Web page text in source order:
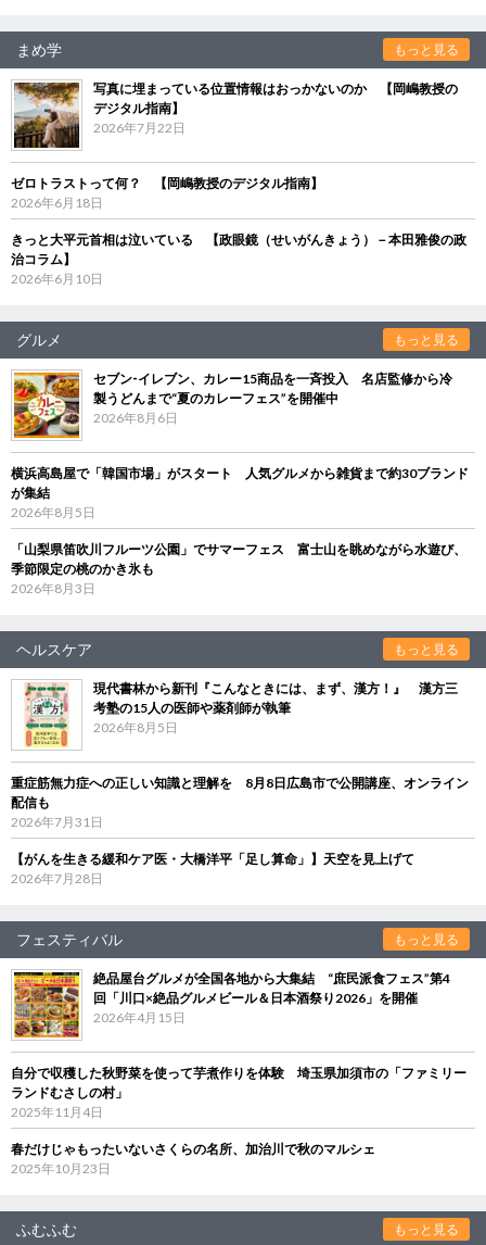
まめ学 もっと見る
写真に埋まっている位置情報はおっかないのか 【岡嶋教授の
デジタル指南】
2026年7月22日
ゼロトラストって何？ 【岡嶋教授のデジタル指南】
2026年6月18日
きっと大平元首相は泣いている 【政眼鏡（せいがんきょう）－本田雅俊の政
治コラム】
2026年6月10日
グルメ もっと見る
セブン‐イレブン、カレー15商品を一斉投入 名店監修から冷
製うどんまで“夏のカレーフェス”を開催中
2026年8月6日
横浜高島屋で「韓国市場」がスタート 人気グルメから雑貨まで約30ブランド
が集結
2026年8月5日
「山梨県笛吹川フルーツ公園」でサマーフェス 富士山を眺めながら水遊び、
季節限定の桃のかき氷も
2026年8月3日
ヘルスケア もっと見る
現代書林から新刊『こんなときには、まず、漢方！』 漢方三
考塾の15人の医師や薬剤師が執筆
2026年8月5日
重症筋無力症への正しい知識と理解を 8月8日広島市で公開講座、オンライン
配信も
2026年7月31日
【がんを生きる緩和ケア医・大橋洋平「足し算命」】天空を見上げて
2026年7月28日
フェスティバル もっと見る
絶品屋台グルメが全国各地から大集結 “庶民派食フェス”第4
回「川口×絶品グルメビール＆日本酒祭り2026」を開催
2026年4月15日
自分で収穫した秋野菜を使って芋煮作りを体験 埼玉県加須市の「ファミリー
ランドむさしの村」
2025年11月4日
春だけじゃもったいないさくらの名所、加治川で秋のマルシェ
2025年10月23日
ふむふむ もっと見る